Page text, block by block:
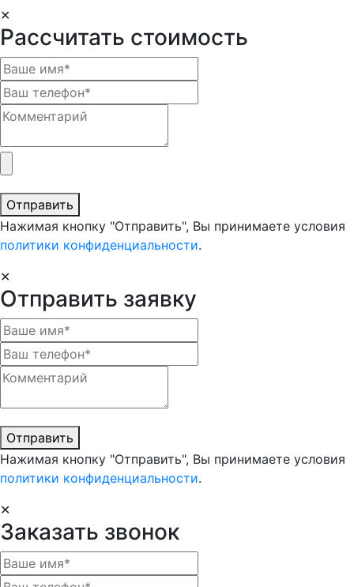
✕
Рассчитать стоимость
Отправить
Нажимая кнопку "Отправить", Вы принимаете условия
политики конфиденциальности.
✕
Отправить заявку
Отправить
Нажимая кнопку "Отправить", Вы принимаете условия
политики конфиденциальности.
✕
Заказать звонок